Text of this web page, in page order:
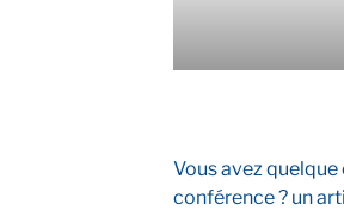
Vous avez quelque
conférence ? un